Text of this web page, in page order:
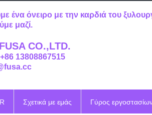
ένα όνειρο με την καρδιά του
μαζί.
CO.,LTD.
13808867515
Σχετικά με εμάς Γύρος